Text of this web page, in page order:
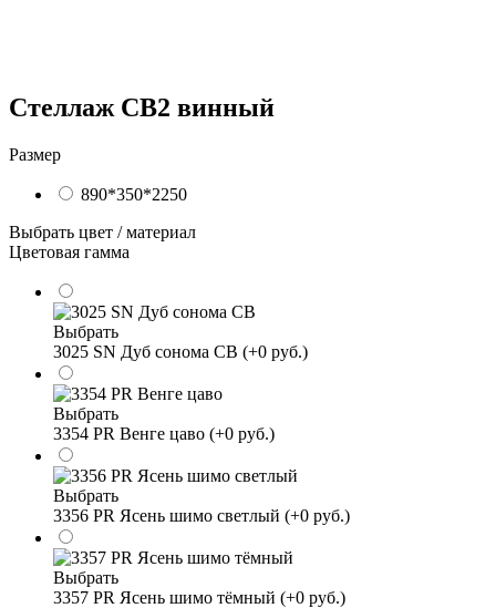
Стеллаж СВ2 винный
Размер
890*350*2250
Выбрать цвет / материал
Цветовая гамма
Выбрать
3025 SN Дуб сонома СВ (+0 руб.)
Выбрать
3354 PR Венге цаво (+0 руб.)
Выбрать
3356 PR Ясень шимо светлый (+0 руб.)
Выбрать
3357 PR Ясень шимо тёмный (+0 руб.)